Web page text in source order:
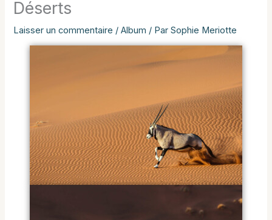
Déserts
Laisser un commentaire /Album / ParSophie Meriotte